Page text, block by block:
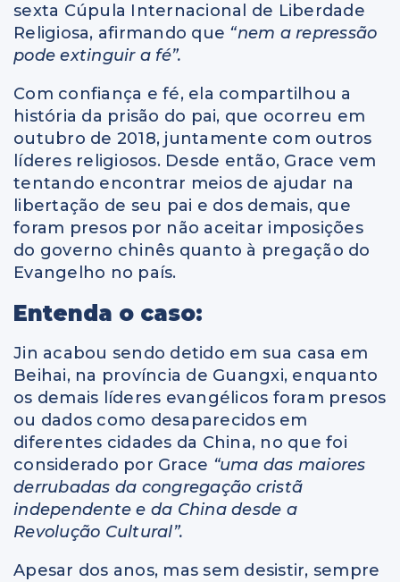
sexta Cúpula Internacional de Liberdade
Religiosa, afirmando que “nem a repressão
pode extinguir a fé”.
Com confiança e fé, ela compartilhou a
história da prisão do pai, que ocorreu em
outubro de 2018, juntamente com outros
líderes religiosos. Desde então, Grace vem
tentando encontrar meios de ajudar na
libertação de seu pai e dos demais, que
foram presos por não aceitar imposições
do governo chinês quanto à pregação do
Evangelho no país.
Entenda o caso:
Jin acabou sendo detido em sua casa em
Beihai, na província de Guangxi, enquanto
os demais líderes evangélicos foram presos
ou dados como desaparecidos em
diferentes cidades da China, no que foi
considerado por Grace “uma das maiores
derrubadas da congregação cristã
independente e da China desde a
Revolução Cultural”.
Apesar dos anos, mas sem desistir, sempre